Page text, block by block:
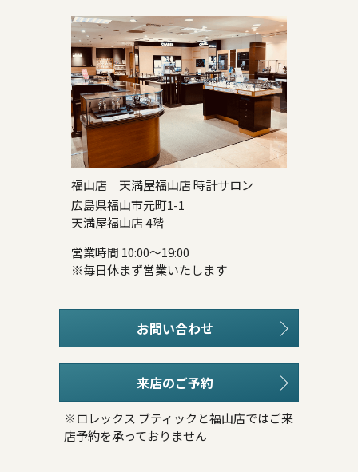
福山店｜天満屋福山店 時計サロン
広島県福山市元町1-1
天満屋福山店 4階
営業時間 10:00～19:00
※毎日休まず営業いたします
お問い合わせ
来店のご予約
※ロレックス ブティックと福山店ではご来
店予約を承っておりません